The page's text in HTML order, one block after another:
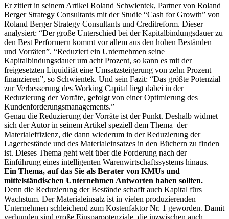
Er zitiert in seinem Artikel Roland Schwientek, Partner von Roland
Berger Strategy Consultants mit der Studie “Cash for Growth” von
Roland Berger Strategy Consultants und Creditreform. Dieser
analysiert: “Der große Unterschied bei der Kapitalbindungsdauer zu
den Best Performern kommt vor allem aus den hohen Beständen
und Vorräten”. “Reduziert ein Unternehmen seine
Kapitalbindungsdauer um acht Prozent, so kann es mit der
freigesetzten Liquidität eine Umsatzsteigerung von zehn Prozent
finanzieren”, so Schwientek. Und sein Fazit: “Das größte Potenzial
zur Verbesserung des Working Capital liegt dabei in der
Reduzierung der Vorräte, gefolgt von einer Optimierung des
Kundenforderungsmanagements.”
Genau die Reduzierung der Vorräte ist der Punkt. Deshalb widmet
sich der Autor in seinem Artikel speziell dem Thema der
Materialeffizienz, die dann wiederum in der Reduzierung der
Lagerbestände und des Materialeinsatzes in den Büchern zu finden
ist. Dieses Thema geht weit über die Forderung nach der
Einführung eines intelligenten Warenwirtschaftssystems hinaus.
Ein Thema, auf das Sie als Berater von KMUs und
mittelständischen Unternehmen Antworten haben sollten.
Denn die Reduzierung der Bestände schafft auch Kapital fürs
Wachstum. Der Materialeinsatz ist in vielen produzierenden
Unternehmen schleichend zum Kostenfaktor Nr. 1 geworden. Damit
verbunden sind große Einsparpotenziale, die inzwischen auch